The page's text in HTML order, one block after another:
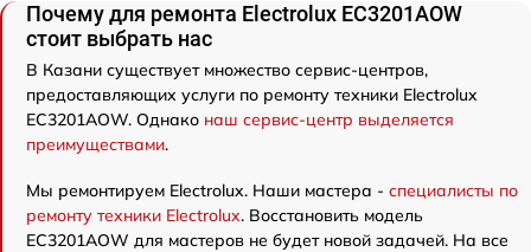
Почему для ремонта Electrolux EC3201AOW
стоит выбрать нас
В Казани существует множество сервис-центров,
предоставляющих услуги по ремонту техники Electrolux
EC3201AOW. Однако наш сервис-центр выделяется
преимуществами.
Мы ремонтируем Electrolux. Наши мастера - специалисты по
ремонту техники Electrolux. Восстановить модель
EC3201AOW для мастеров не будет новой задачей. На все